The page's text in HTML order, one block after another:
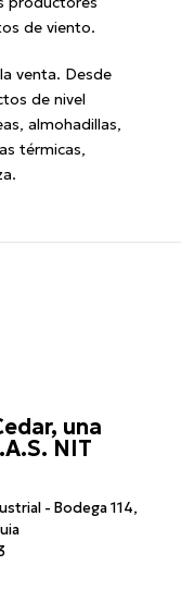
de viento.
venta. Desde
de nivel
almohadillas,
térmicas,
una
NIT
- Bodega 114,